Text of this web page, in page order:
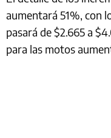
aumentará 51%, con
pasará de $2.665 a
para las motos